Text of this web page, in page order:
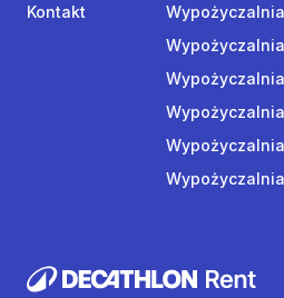
Kontakt